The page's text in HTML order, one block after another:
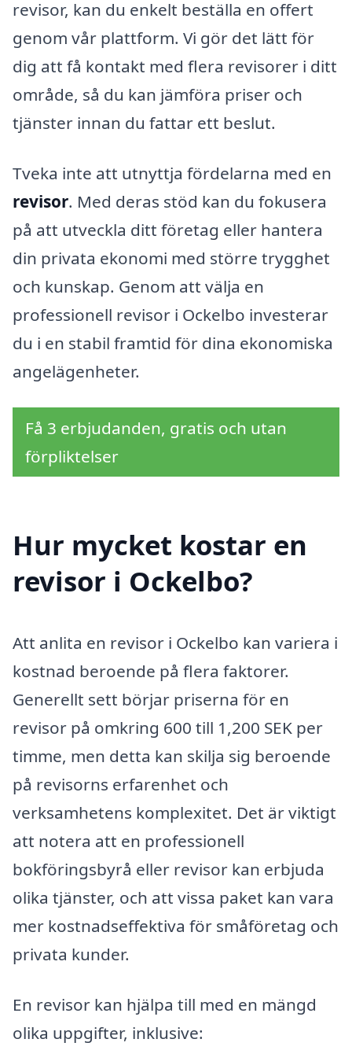
revisor, kan du enkelt beställa en offert
genom vår plattform. Vi gör det lätt för
dig att få kontakt med flera revisorer i ditt
område, så du kan jämföra priser och
tjänster innan du fattar ett beslut.
Tveka inte att utnyttja fördelarna med en
revisor. Med deras stöd kan du fokusera
på att utveckla ditt företag eller hantera
din privata ekonomi med större trygghet
och kunskap. Genom att välja en
professionell revisor i Ockelbo investerar
du i en stabil framtid för dina ekonomiska
angelägenheter.
Få 3 erbjudanden, gratis och utan
förpliktelser
Hur mycket kostar en
revisor i Ockelbo?
Att anlita en revisor i Ockelbo kan variera i
kostnad beroende på flera faktorer.
Generellt sett börjar priserna för en
revisor på omkring 600 till 1,200 SEK per
timme, men detta kan skilja sig beroende
på revisorns erfarenhet och
verksamhetens komplexitet. Det är viktigt
att notera att en professionell
bokföringsbyrå eller revisor kan erbjuda
olika tjänster, och att vissa paket kan vara
mer kostnadseffektiva för småföretag och
privata kunder.
En revisor kan hjälpa till med en mängd
olika uppgifter, inklusive: